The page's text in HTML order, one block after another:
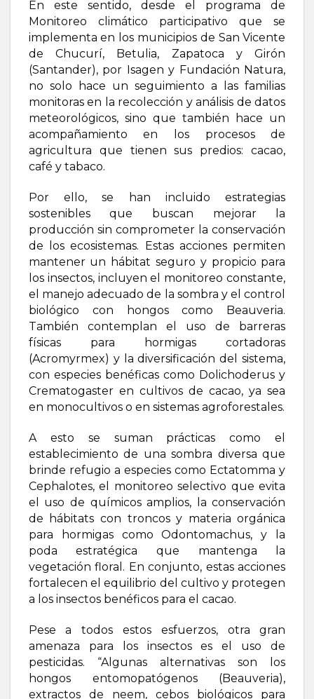
En este sentido, desde el programa de
Monitoreo climático participativo que se
implementa en los municipios de San Vicente
de Chucurí, Betulia, Zapatoca y Girón
(Santander), por Isagen y Fundación Natura,
no solo hace un seguimiento a las familias
monitoras en la recolección y análisis de datos
meteorológicos, sino que también hace un
acompañamiento en los procesos de
agricultura que tienen sus predios: cacao,
café y tabaco.
Por ello, se han incluido estrategias
sostenibles que buscan mejorar la
producción sin comprometer la conservación
de los ecosistemas. Estas acciones permiten
mantener un hábitat seguro y propicio para
los insectos, incluyen el monitoreo constante,
el manejo adecuado de la sombra y el control
biológico con hongos como Beauveria.
También contemplan el uso de barreras
físicas para hormigas cortadoras
(Acromyrmex) y la diversificación del sistema,
con especies benéficas como Dolichoderus y
Crematogaster en cultivos de cacao, ya sea
en monocultivos o en sistemas agroforestales.
A esto se suman prácticas como el
establecimiento de una sombra diversa que
brinde refugio a especies como Ectatomma y
Cephalotes, el monitoreo selectivo que evita
el uso de químicos amplios, la conservación
de hábitats con troncos y materia orgánica
para hormigas como Odontomachus, y la
poda estratégica que mantenga la
vegetación floral. En conjunto, estas acciones
fortalecen el equilibrio del cultivo y protegen
a los insectos benéficos para el cacao.
Pese a todos estos esfuerzos, otra gran
amenaza para los insectos es el uso de
pesticidas. “Algunas alternativas son los
hongos entomopatógenos (Beauveria),
extractos de neem, cebos biológicos para